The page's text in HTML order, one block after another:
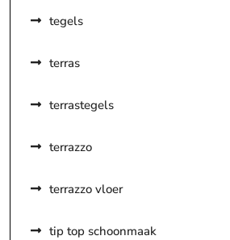
tegels
terras
terrastegels
terrazzo
terrazzo vloer
tip top schoonmaak